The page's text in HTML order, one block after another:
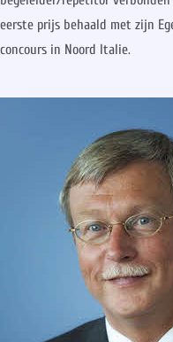
eerste prijs behaald met zijn
concours in Noord Italie.